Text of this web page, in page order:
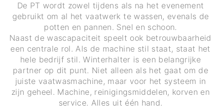
De PT wordt zowel tijdens als na het evenement
gebruikt om al het vaatwerk te wassen, evenals de
potten en pannen. Snel en schoon.
Naast de wascapaciteit speelt ook betrouwbaarheid
een centrale rol. Als de machine stil staat, staat het
hele bedrijf stil. Winterhalter is een belangrijke
partner op dit punt. Niet alleen als het gaat om de
juiste vaatwasmachine, maar voor het systeem in
zijn geheel. Machine, reinigingsmiddelen, korven en
service. Alles uit één hand.